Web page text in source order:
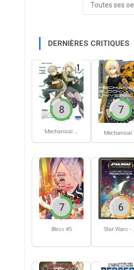
Toutes ses
DERNIÈRES CRITIQUES
Mechanical Buddy Universe #1
8 7
Bless #5
7
Star Wars - La
6